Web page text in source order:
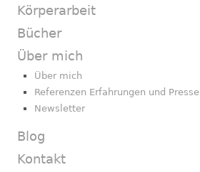
Körperarbeit
Bücher
Über mich
Über mich
Referenzen Erfahrungen und Presse
Newsletter
Blog
Kontakt